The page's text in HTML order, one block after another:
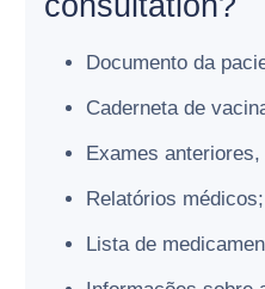
Documento da
Caderneta de
Exames
Relatórios médicos;
Lista de